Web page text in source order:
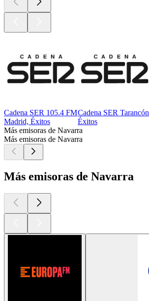
Cadena SER 105.4 FM
Madrid, Éxitos
Cadena SER Tarancón
Éxitos
Más emisoras de Navarra
Más emisoras de Navarra
Más emisoras de Navarra